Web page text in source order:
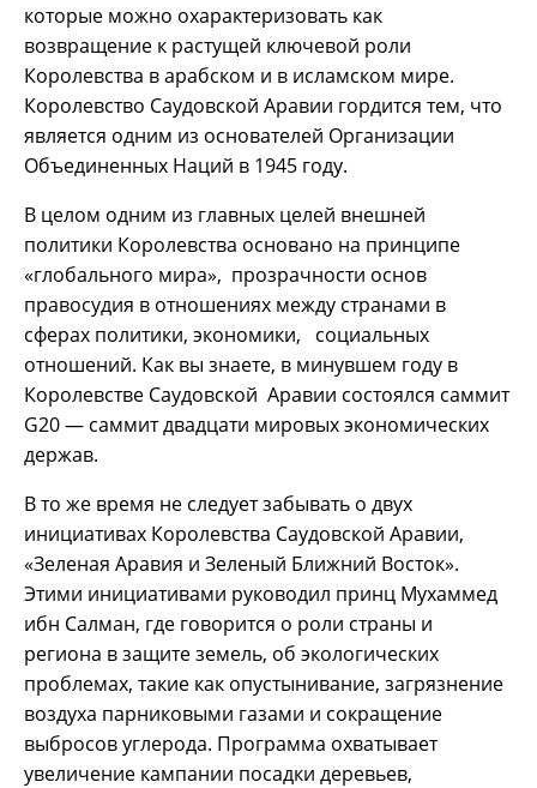
которые можно охарактеризовать как
возвращение к растущей ключевой роли
Королевства в арабском и в исламском мире.
Королевство Саудовской Аравии гордится тем, что
является одним из основателей Организации
Объединенных Наций в 1945 году.
В целом одним из главных целей внешней
политики Королевства основано на принципе
«глобального мира», прозрачности основ
правосудия в отношениях между странами в
сферах политики, экономики, социальных
отношений. Как вы знаете, в минувшем году в
Королевстве Саудовской Аравии состоялся саммит
G20 — саммит двадцати мировых экономических
держав.
В то же время не следует забывать о двух
инициативах Королевства Саудовской Аравии,
«Зеленая Аравия и Зеленый Ближний Восток».
Этими инициативами руководил принц Мухаммед
ибн Салман, где говорится о роли страны и
региона в защите земель, об экологических
проблемах, такие как опустынивание, загрязнение
воздуха парниковыми газами и сокращение
выбросов углерода. Программа охватывает
увеличение кампании посадки деревьев,